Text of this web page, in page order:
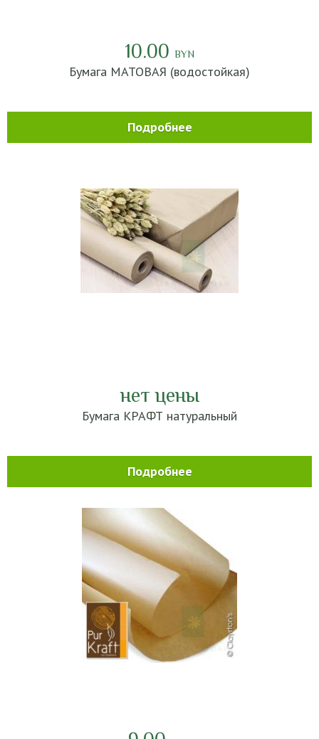
10.00 BYN
Бумага МАТОВАЯ (водостойкая)
Подробнее
нет цены
Бумага КРАФТ натуральный
Подробнее